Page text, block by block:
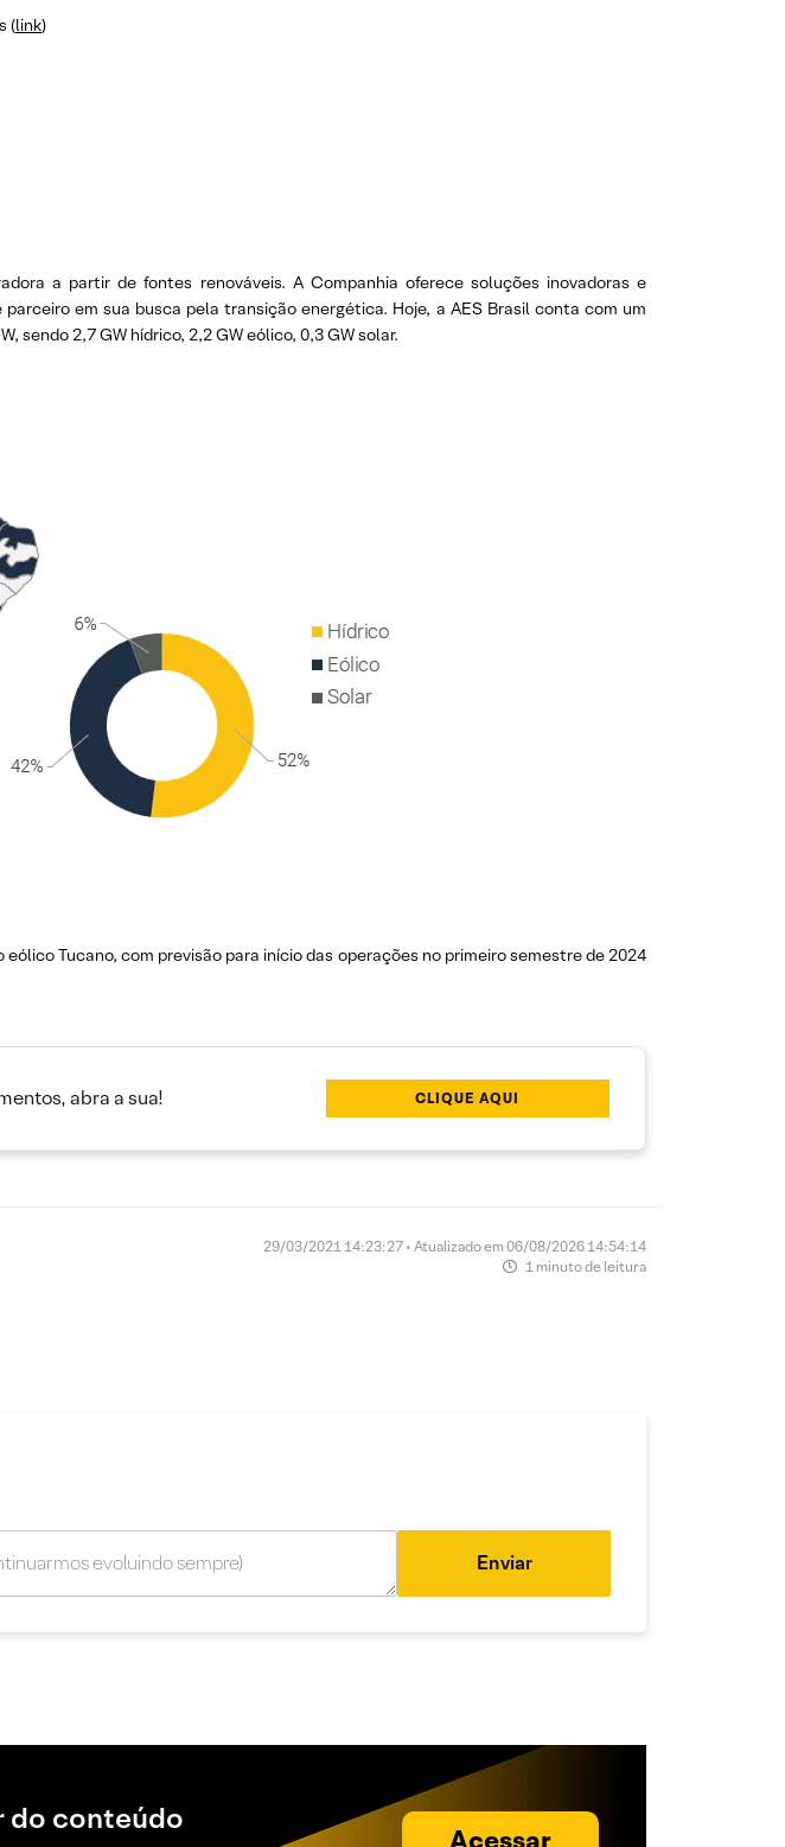
(link)
a partir de fontes renováveis. A Companhia oferece soluções inovadoras e
em sua busca pela transição energética. Hoje, a AES Brasil conta com um
2,7 GW hídrico, 2,2 GW eólico, 0,3 GW solar.
Tucano, com previsão para início das operações no primeiro semestre de 2024
abra a sua! CLIQUE AQUI
29/03/2021 14:23:27 • Atualizado em 06/08/2026 14:54:14
1 minuto de leitura
Enviar
do conteúdo
Acessar